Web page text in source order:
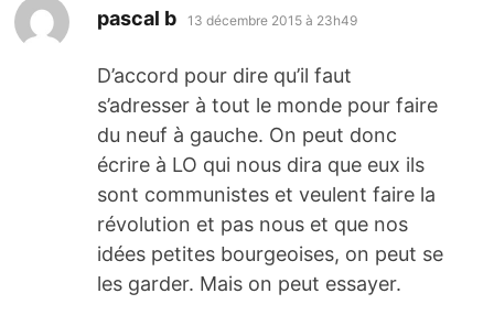
pascal b dit :
13 décembre 2015 à 23h49
D’accord pour dire qu’il faut
s’adresser à tout le monde pour faire
du neuf à gauche. On peut donc
écrire à LO qui nous dira que eux ils
sont communistes et veulent faire la
révolution et pas nous et que nos
idées petites bourgeoises, on peut se
les garder. Mais on peut essayer.